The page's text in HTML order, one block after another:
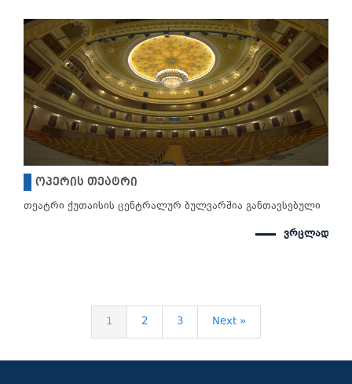
ოპერის თეატრი
თეატრი ქუთაისის ცენტრალურ ბულვარშია განთავსებული
ვრცლად
1 2 3 Next »